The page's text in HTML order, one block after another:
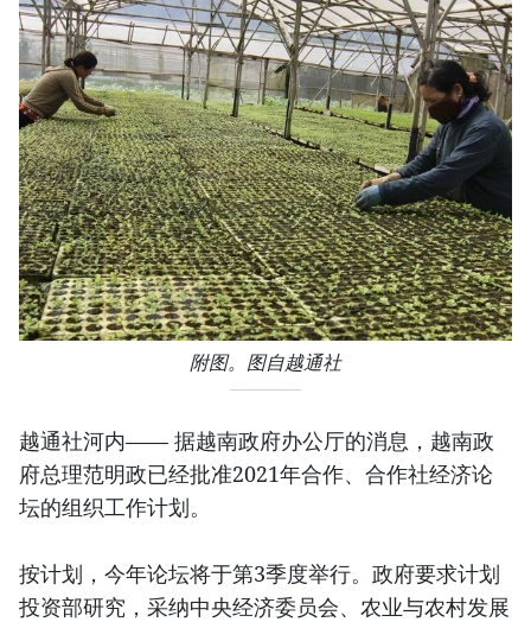
附图。图自越通社
越通社河内—— 据越南政府办公厅的消息，越南政
府总理范明政已经批准2021年合作、合作社经济论
坛的组织工作计划。
按计划，今年论坛将于第3季度举行。政府要求计划
投资部研究，采纳中央经济委员会、农业与农村发展